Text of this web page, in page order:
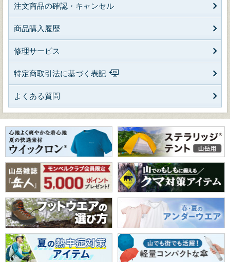
注文商品の確認・キャンセル
商品購入履歴
修理サービス
特定商取引法に基づく表記
よくある質問